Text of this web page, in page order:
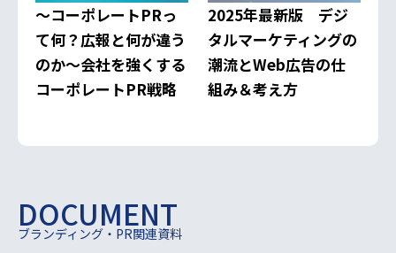
～コーポレートPRっ
て何？広報と何が違う
のか～会社を強くする
コーポレートPR戦略
2025年最新版 デジ
タルマーケティングの
潮流とWeb広告の仕
組み＆考え方
DOCUMENT
ブランディング・PR関連資料